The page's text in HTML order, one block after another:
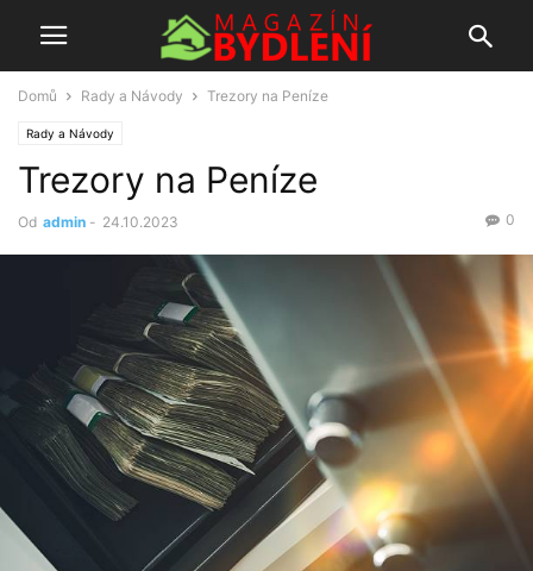
Domů Rady a Návody Trezory na Peníze
Rady a Návody
Trezory na Peníze
Od admin - 24.10.2023 0